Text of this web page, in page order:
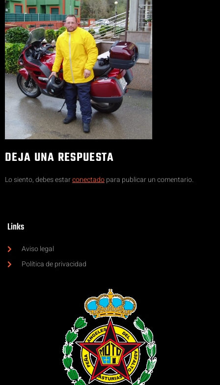
DEJA UNA RESPUESTA
Lo siento, debes estarconectadopara publicar un comentario.
Links
Aviso legal
Política de privacidad